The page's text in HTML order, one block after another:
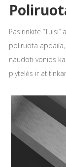
Pasirinkite
poliruota
naudoti vonios
plytelės ir